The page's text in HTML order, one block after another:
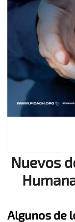
Nuevos
Algunos de